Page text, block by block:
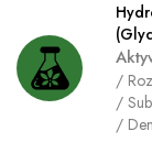
/
/
/